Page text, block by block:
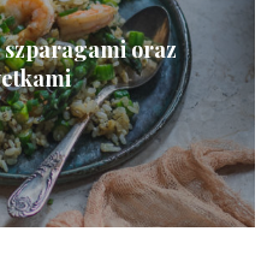
szparagami oraz